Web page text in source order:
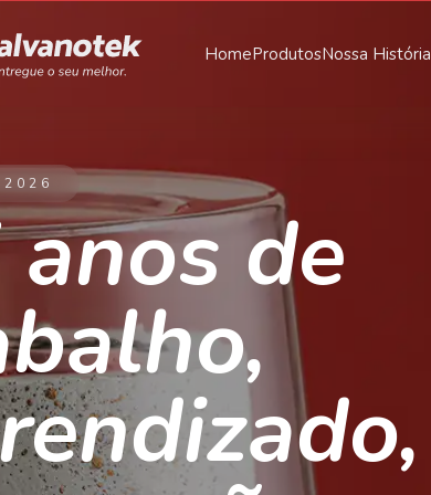
HomeProdutosNossa História
de